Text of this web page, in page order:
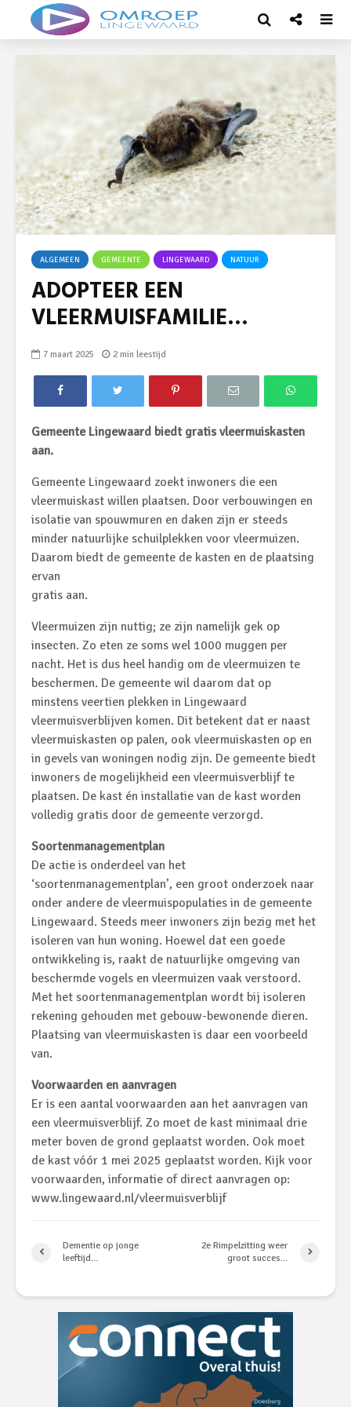
ALGEMEEN GEMEENTE LINGEWAARD NATUUR
ADOPTEER EEN
VLEERMUISFAMILIE…
7 maart 2025 2 min leestijd
Gemeente Lingewaard biedt gratis vleermuiskasten
aan.
Gemeente Lingewaard zoekt inwoners die een
vleermuiskast willen plaatsen. Door verbouwingen en
isolatie van spouwmuren en daken zijn er steeds
minder natuurlijke schuilplekken voor vleermuizen.
Daarom biedt de gemeente de kasten en de plaatsing
ervan
gratis aan.
Vleermuizen zijn nuttig; ze zijn namelijk gek op
insecten. Zo eten ze soms wel 1000 muggen per
nacht. Het is dus heel handig om de vleermuizen te
beschermen. De gemeente wil daarom dat op
minstens veertien plekken in Lingewaard
vleermuisverblijven komen. Dit betekent dat er naast
vleermuiskasten op palen, ook vleermuiskasten op en
in gevels van woningen nodig zijn. De gemeente biedt
inwoners de mogelijkheid een vleermuisverblijf te
plaatsen. De kast én installatie van de kast worden
volledig gratis door de gemeente verzorgd.
Soortenmanagementplan
De actie is onderdeel van het
‘soortenmanagementplan’, een groot onderzoek naar
onder andere de vleermuispopulaties in de gemeente
Lingewaard. Steeds meer inwoners zijn bezig met het
isoleren van hun woning. Hoewel dat een goede
ontwikkeling is, raakt de natuurlijke omgeving van
beschermde vogels en vleermuizen vaak verstoord.
Met het soortenmanagementplan wordt bij isoleren
rekening gehouden met gebouw-bewonende dieren.
Plaatsing van vleermuiskasten is daar een voorbeeld
van.
Voorwaarden en aanvragen
Er is een aantal voorwaarden aan het aanvragen van
een vleermuisverblijf. Zo moet de kast minimaal drie
meter boven de grond geplaatst worden. Ook moet
de kast vóór 1 mei 2025 geplaatst worden. Kijk voor
voorwaarden, informatie of direct aanvragen op:
www.lingewaard.nl/vleermuisverblijf
Dementie op jonge
leeftijd…
2e Rimpelzitting weer
groot succes…